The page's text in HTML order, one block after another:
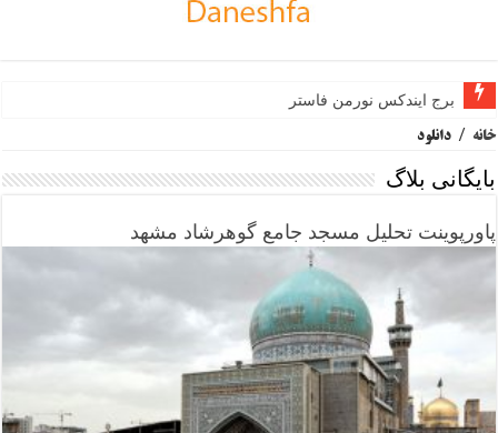
برج ایندکس نورمن فاستر
خانه / دانلود
بایگانی بلاگ
پاورپوینت تحلیل مسجد جامع گوهرشاد مشهد